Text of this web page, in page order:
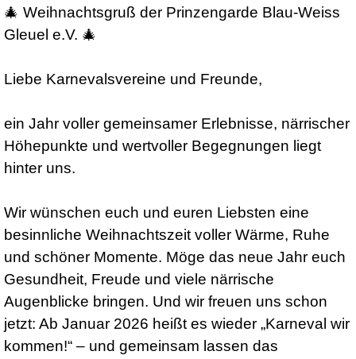
🎄 Weihnachtsgruß der Prinzengarde Blau-Weiss
Gleuel e.V. 🎄
Liebe Karnevalsvereine und Freunde,
ein Jahr voller gemeinsamer Erlebnisse, närrischer
Höhepunkte und wertvoller Begegnungen liegt
hinter uns.
Wir wünschen euch und euren Liebsten eine
besinnliche Weihnachtszeit voller Wärme, Ruhe
und schöner Momente. Möge das neue Jahr euch
Gesundheit, Freude und viele närrische
Augenblicke bringen. Und wir freuen uns schon
jetzt: Ab Januar 2026 heißt es wieder „Karneval wir
kommen!“ – und gemeinsam lassen das